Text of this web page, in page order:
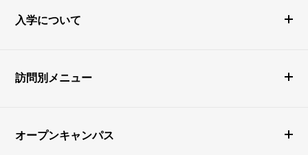
入学について
訪問別メニュー
オープンキャンパス